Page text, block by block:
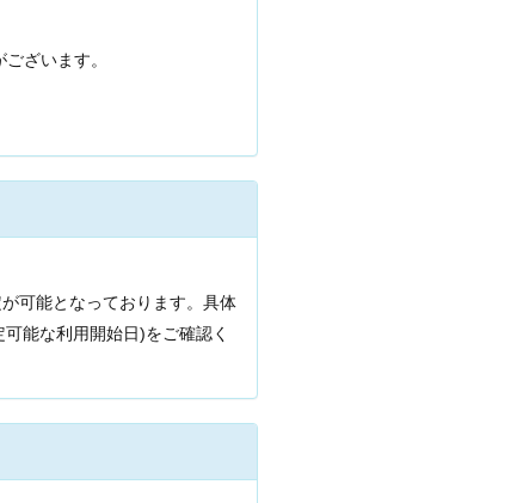
ざいます。
可能となっております。具体
能な利用開始日)をご確認く